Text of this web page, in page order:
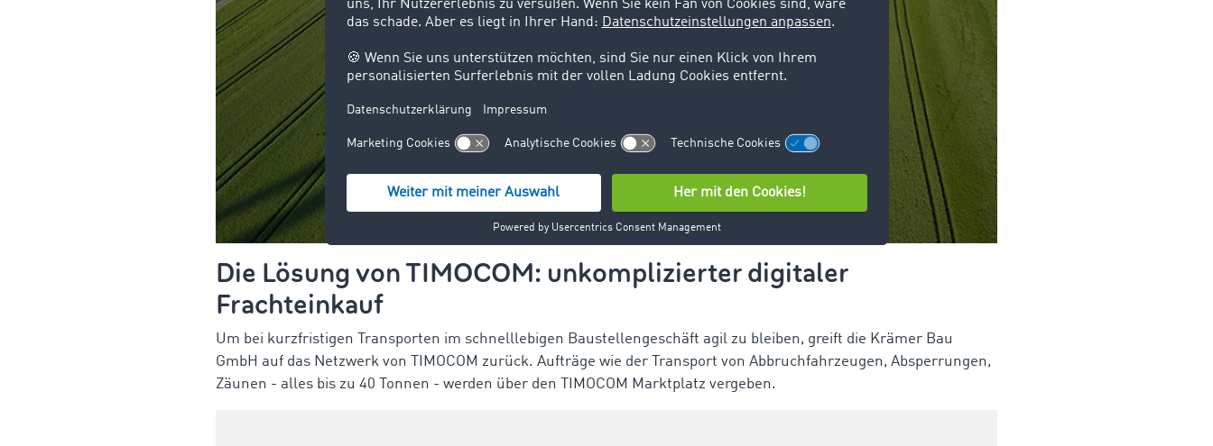
Die Lösung von TIMOCOM: unkomplizierter digitaler
Frachteinkauf
Um bei kurzfristigen Transporten im schnelllebigen Baustellengeschäft agil zu bleiben, greift die Krämer Bau
GmbH auf das Netzwerk von TIMOCOM zurück. Aufträge wie der Transport von Abbruchfahrzeugen, Absperrungen,
Zäunen - alles bis zu 40 Tonnen - werden über den TIMOCOM Marktplatz vergeben.